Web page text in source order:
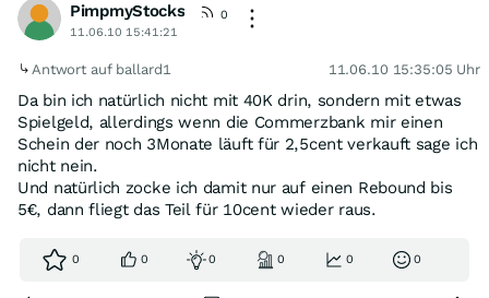
PimpmyStocks
0
11.06.10 15:41:21
Antwort auf ballard1 11.06.10 15:35:05 Uhr
Da bin ich natürlich nicht mit 40K drin, sondern mit etwas
Spielgeld, allerdings wenn die Commerzbank mir einen
Schein der noch 3Monate läuft für 2,5cent verkauft sage ich
nicht nein.
Und natürlich zocke ich damit nur auf einen Rebound bis
5€, dann fliegt das Teil für 10cent wieder raus.
0 0 0 0 0 0